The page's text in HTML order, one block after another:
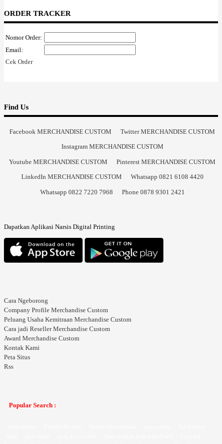
ORDER TRACKER
Nomor Order:
Email:
Cek Order
Find Us
Facebook MERCHANDISE CUSTOM Twitter MERCHANDISE CUSTOM
Instagram MERCHANDISE CUSTOM
Youtube MERCHANDISE CUSTOM Pinterest MERCHANDISE CUSTOM
LinkedIn MERCHANDISE CUSTOM Whatsapp 0821 6108 4420
Whatsapp 0822 7220 7968 Phone 0878 9301 2421
Dapatkan Aplikasi Narsis Digital Printing
Cara Ngeborong
Company Profile Merchandise Custom
Peluang Usaha Kemitraan Merchandise Custom
Cara jadi Reseller Merchandise Custom
Award Merchandise Custom
Kontak Kami
Peta Situs
Rss
Popular Search :